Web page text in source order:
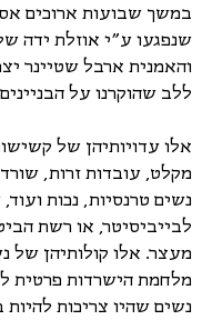
במשך שבועות ארוכים
שנפגעו ע״י אוזלת ידה
והאמנית ארבל שטיינר
ללב שהוקרנו על
אלו עדויותיהן של
מקלט, עובדות זרות,
נשים טרנסיות, נכות
לבייביסיטר, או רשת
מעצר. אלו קולותיהן של
מלחמת הישרדות פרטית
נשים שהיו צריכות